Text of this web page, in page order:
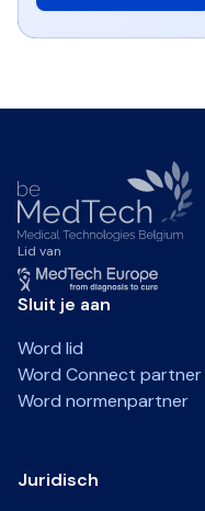
Lid van
Sluit je aan
Word lid
Word Connect partner
Word normenpartner
Juridisch